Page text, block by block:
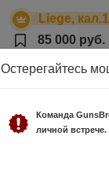
Liege,
85 000 руб.
Состояние хорошее
Товар
Остерегайтесь
Команда
личной встрече.